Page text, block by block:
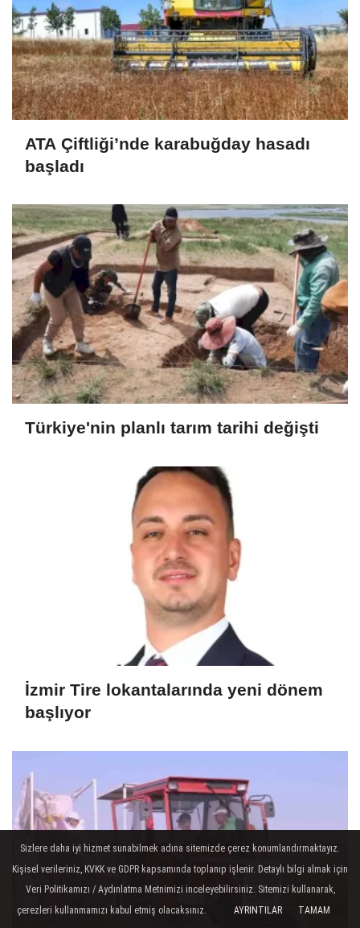
ATA Çiftliği’nde karabuğday hasadı
başladı
Türkiye'nin planlı tarım tarihi değişti
İzmir Tire lokantalarında yeni dönem
başlıyor
Sizlere daha iyi hizmet sunabilmek adına sitemizde çerez konumlandırmaktayız.
Kişisel verileriniz, KVKK ve GDPR kapsamında toplanıp işlenir. Detaylı bilgi almak için
Veri Politikamızı / Aydınlatma Metnimizi inceleyebilirsiniz. Sitemizi kullanarak,
çerezleri kullanmamızı kabul etmiş olacaksınız.
AYRINTILAR TAMAM